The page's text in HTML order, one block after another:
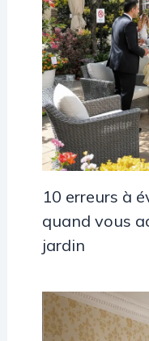
10 erreurs à
quand vous
jardin